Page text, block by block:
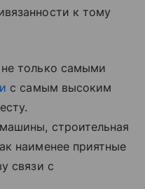
к тому
только самыми
с самым высоким
строительная
наименее приятные
связи с